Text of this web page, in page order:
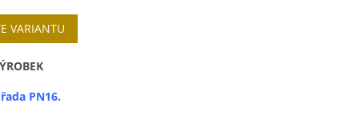
VARIANTU
PN16.